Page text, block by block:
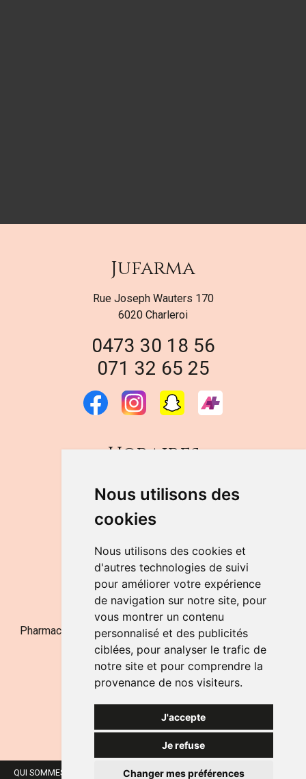
Nous utilisons des
cookies
Nous utilisons des cookies et
d'autres technologies de suivi
pour améliorer votre expérience
de navigation sur notre site, pour
vous montrer un contenu
personnalisé et des publicités
ciblées, pour analyser le trafic de
notre site et pour comprendre la
provenance de nos visiteurs.
J'accepte
Je refuse
Changer mes préférences
Jufarma
Rue Joseph Wauters 170
6020 Charleroi
0473 30 18 56
071 32 65 25
Horaires
DU LUNDI AU VENDREDI
de 9h à 12h30 et de 14h à 18h
LE SAMEDI
de 9h à 12h30
NOUS CONTACTER
Pharmacie Jufarma - Fatima Abachra - APB 521704 - N°
Entreprise BE0882-700-592
QUI SOMMES-NOUS ? NOS MARQUES MENTIONS LÉGALES